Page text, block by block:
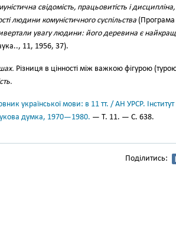
свідомість, працьовитість і
людини комуністичного суспільства
увагу людини: його деревина є
11, 1956, 37).
Різниця в цінності між важкою фігурою
української мови: в 11 тт. / АН УРСР.
думка, 1970—1980. — Т. 11. — С. 638.
Поділитись: